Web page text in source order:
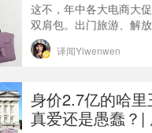
这不，年中各大电商大
双肩包。出门旅游、解
肩背或者斜跨和手提的
Farfet译闻Yiwenwen
身价2.7亿的哈
真爱还是愚蠢？|